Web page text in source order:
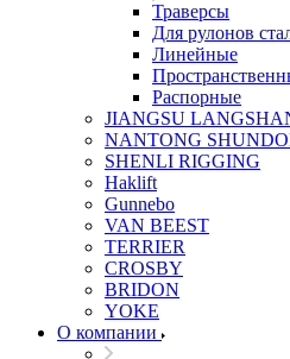
Траверсы
Для рулонов
Линейные
Распорные
JIANGSU
NANTONG
SHENLI RIGGING
Haklift
Gunnebo
VAN BEEST
TERRIER
CROSBY
BRIDON
YOKE
О компании